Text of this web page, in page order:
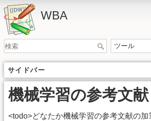
WBA
サイドバー
機械学習の参考文献
<todo>どなたか機械学習の参考文献の加